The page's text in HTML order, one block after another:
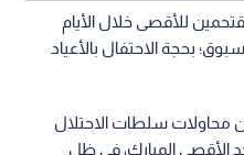
للأقصى خلال الأيام
بحجة الاحتفال بالأعياد
محاولات سلطات الاحتلال
الأقصى المبارك، في ظل